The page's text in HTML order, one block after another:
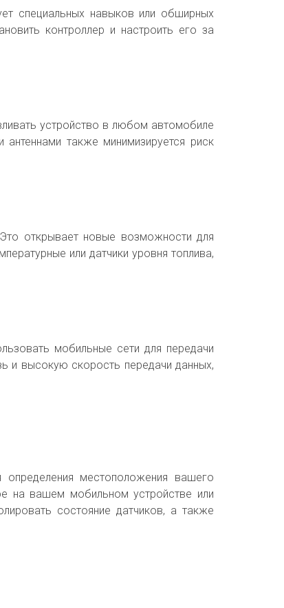
специальных навыков или обширных
контроллер и настроить его за
устройство в любом автомобиле
также минимизируется риск
открывает новые возможности для
или датчики уровня топлива,
мобильные сети для передачи
и высокую скорость передачи данных,
определения местоположения вашего
на вашем мобильном устройстве или
состояние датчиков, а также